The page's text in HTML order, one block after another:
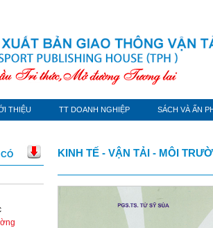
THIỆU TT DOANH NGHIỆP SÁCH VÀ ẤN
KINH TẾ - VẬN TẢI - MÔI